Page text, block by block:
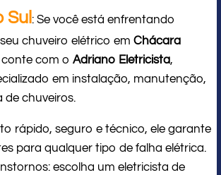
Sul : Se você está enfrentando
chuveiro elétrico em Chácara
conte com o Adriano Eletricista,
em instalação, manutenção,
chuveiros.
rápido, seguro e técnico, ele garante
para qualquer tipo de falha elétrica.
escolha um eletricista de